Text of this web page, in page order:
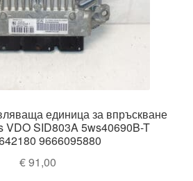
единица за впръскване
VDO SID803A 5ws40690B-T
9666095880
€91,00